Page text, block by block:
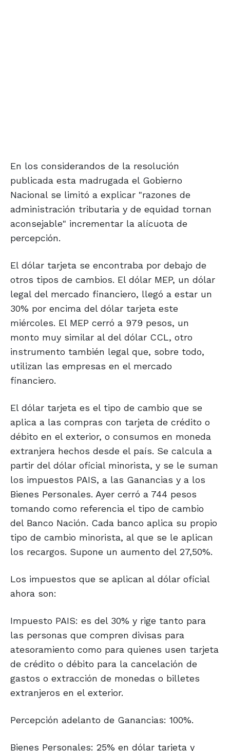
En los considerandos de la resolución
publicada esta madrugada el Gobierno
Nacional se limitó a explicar "razones de
administración tributaria y de equidad tornan
aconsejable" incrementar la alícuota de
percepción.
El dólar tarjeta se encontraba por debajo de
otros tipos de cambios. El dólar MEP, un dólar
legal del mercado financiero, llegó a estar un
30% por encima del dólar tarjeta este
miércoles. El MEP cerró a 979 pesos, un
monto muy similar al del dólar CCL, otro
instrumento también legal que, sobre todo,
utilizan las empresas en el mercado
financiero.
El dólar tarjeta es el tipo de cambio que se
aplica a las compras con tarjeta de crédito o
débito en el exterior, o consumos en moneda
extranjera hechos desde el país. Se calcula a
partir del dólar oficial minorista, y se le suman
los impuestos PAIS, a las Ganancias y a los
Bienes Personales. Ayer cerró a 744 pesos
tomando como referencia el tipo de cambio
del Banco Nación. Cada banco aplica su propio
tipo de cambio minorista, al que se le aplican
los recargos. Supone un aumento del 27,50%.
Los impuestos que se aplican al dólar oficial
ahora son:
Impuesto PAIS: es del 30% y rige tanto para
las personas que compren divisas para
atesoramiento como para quienes usen tarjeta
de crédito o débito para la cancelación de
gastos o extracción de monedas o billetes
extranjeros en el exterior.
Percepción adelanto de Ganancias: 100%.
Bienes Personales: 25% en dólar tarjeta y